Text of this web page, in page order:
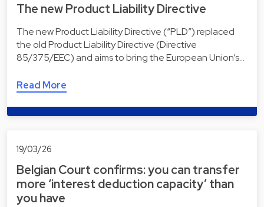
The new Product Liability Directive
The new Product Liability Directive (“PLD”) replaced
the old Product Liability Directive (Directive
85/375/EEC) and aims to bring the European Union’s…
Read More
19/03/26
Belgian Court confirms: you can transfer
more ‘interest deduction capacity’ than
you have